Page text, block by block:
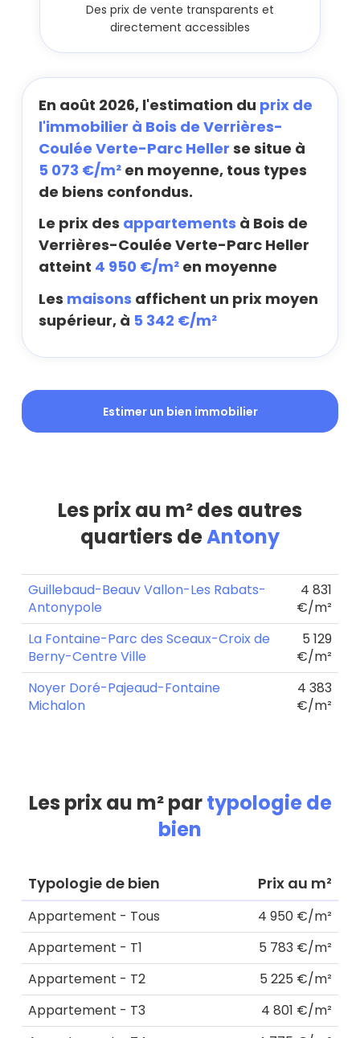
Des prix de vente transparents et
directement accessibles
En août 2026, l'estimation du prix de
l'immobilier à Bois de Verrières-
Coulée Verte-Parc Heller se situe à
5 073 €/m² en moyenne, tous types
de biens confondus.
Le prix des appartements à Bois de
Verrières-Coulée Verte-Parc Heller
atteint 4 950 €/m² en moyenne
Les maisons affichent un prix moyen
supérieur, à 5 342 €/m²
Estimer un bien immobilier
Les prix au m² des autres
quartiers deAntony
Guillebaud-Beauv Vallon-Les Rabats-
Antonypole
4 831
€/m²
La Fontaine-Parc des Sceaux-Croix de
Berny-Centre Ville
5 129
€/m²
Noyer Doré-Pajeaud-Fontaine
Michalon
4 383
€/m²
Les prix au m² partypologie de
bien
Typologie de bien Prix au m²
Appartement - Tous
4 950 €/m²
Appartement - T1
5 783 €/m²
Appartement - T2
5 225 €/m²
Appartement - T3
4 801 €/m²